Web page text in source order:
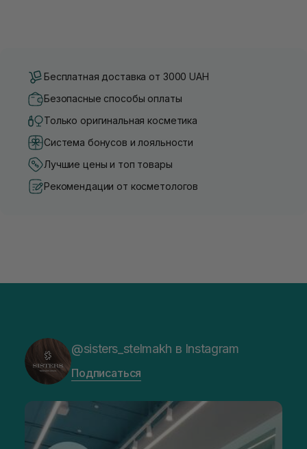
Бесплатная доставка от 3000 UAH
Безопасные способы оплаты
Только оригинальная косметика
Система бонусов и лояльности
Лучшие цены и топ товары
Рекомендации от косметологов
@sisters_stelmakh в Instagram
Подписаться